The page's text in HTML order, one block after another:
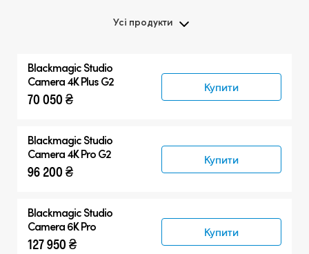
Усі продукти
Blackmagic Studio Camera
Аксесуари
BlackmagicStudio
Camera 4K Plus G2
70 050 ₴
Купити
BlackmagicStudio
Camera 4K Pro G2
96 200 ₴
Купити
BlackmagicStudio
Camera 6K Pro
127 950 ₴
Купити